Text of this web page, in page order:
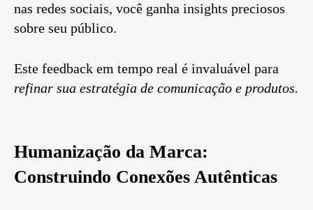
nas redes sociais, você ganha insights preciosos
sobre seu público.
Este feedback em tempo real é invaluável para
refinar sua estratégia de comunicação e produtos.
Humanização da Marca:
Construindo Conexões Autênticas